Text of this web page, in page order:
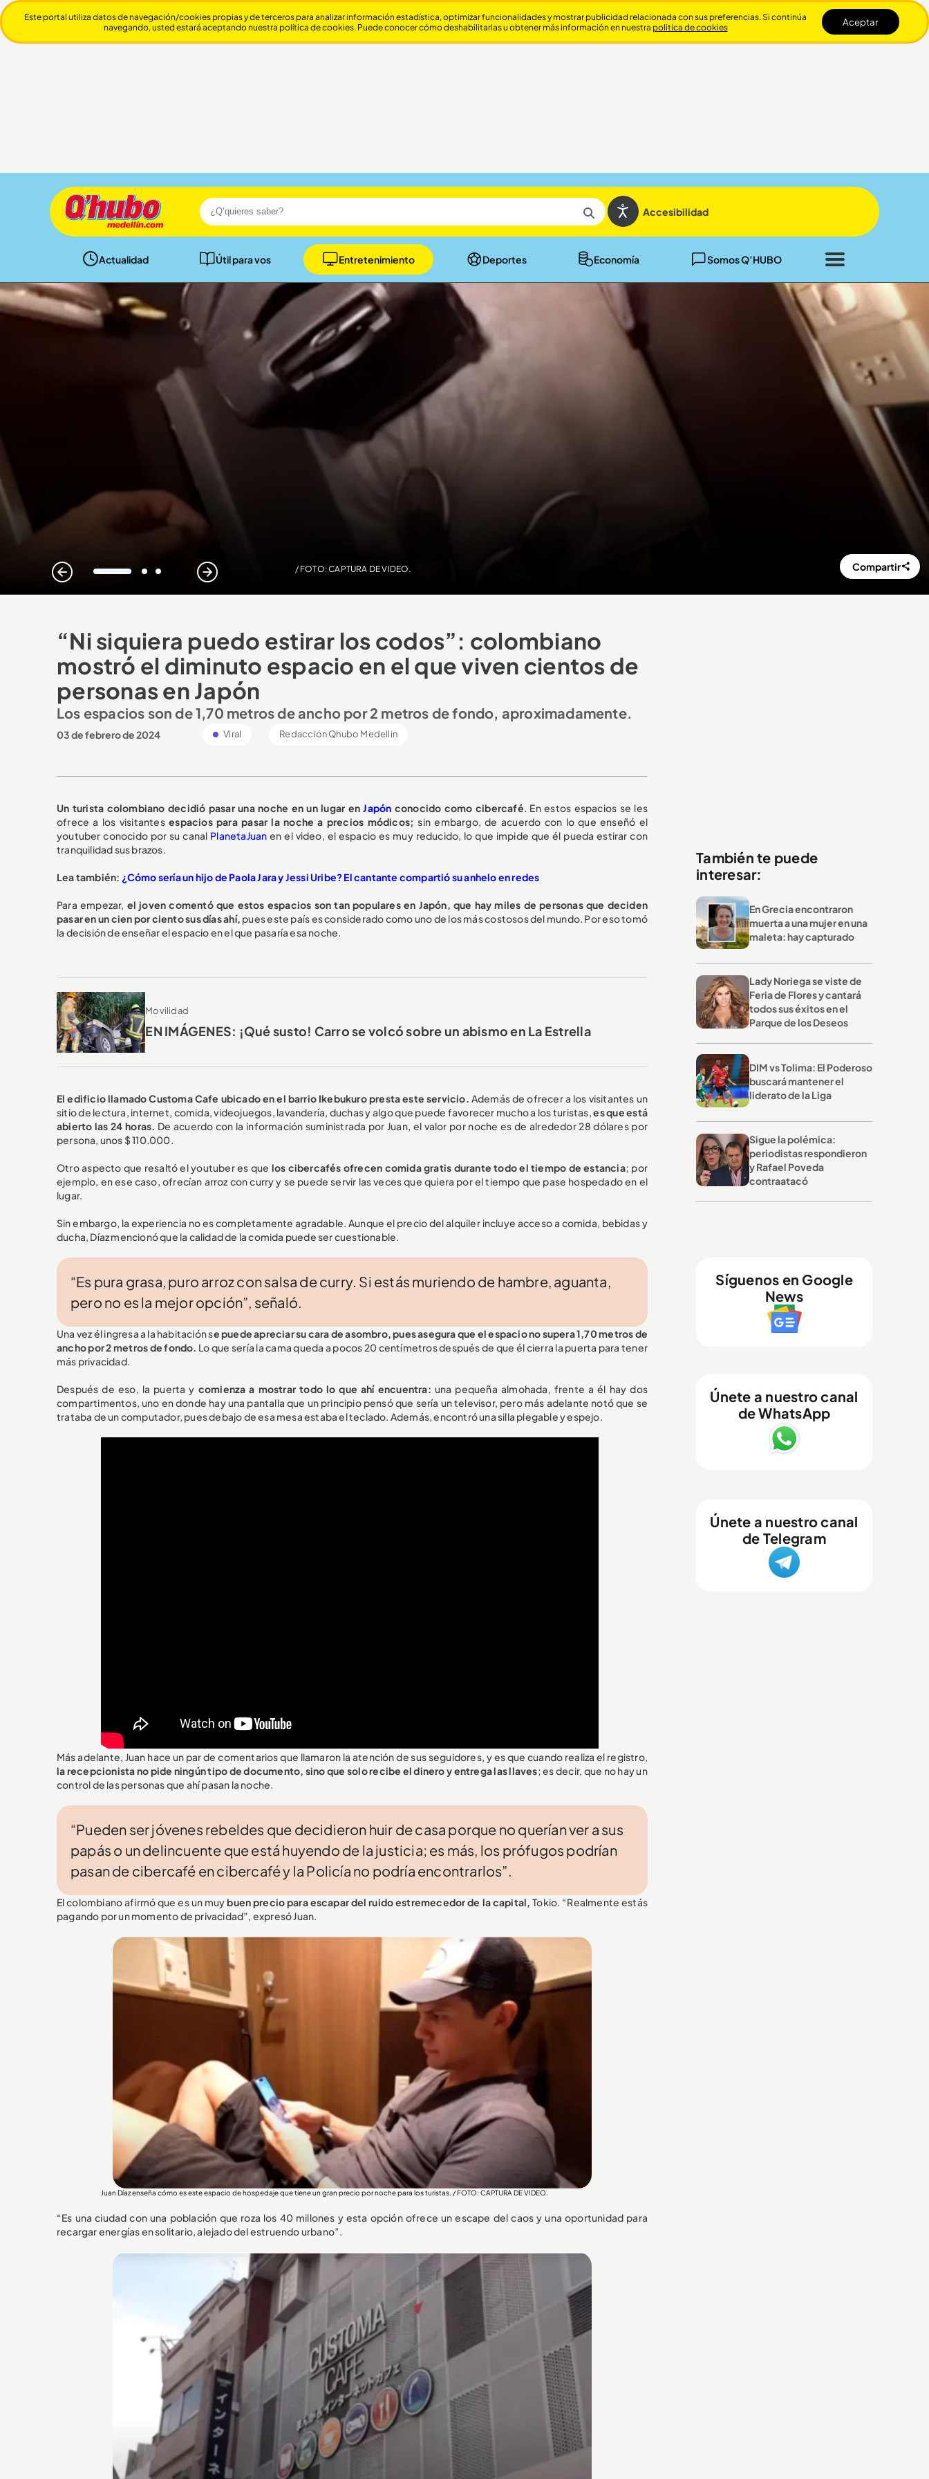
Accesibilidad
Actualidad Útil para vos Entretenimiento Deportes Economía Somos Q’HUBO
Cerrar
/ FOTO: CAPTURA DE VIDEO.
1 2 3
Compartir
“Ni siquiera puedo estirar los codos”: colombiano
mostró el diminuto espacio en el que viven cientos de
personas en Japón
Los espacios son de 1,70 metros de ancho por 2 metros de fondo, aproximadamente.
03 de febrero de 2024 Viral Redacción Qhubo Medellin
Un turista colombiano decidió pasar una noche en un lugar enJapón conocido como cibercafé. En estos espacios se les
ofrece a los visitantesespacios para pasar la noche a precios módicos; sin embargo, de acuerdo con lo que enseñó el
youtuber conocido por su canal PlanetaJuan en el video, el espacio es muy reducido, lo que impide que él pueda estirar con
tranquilidad sus brazos.
Lea también: ¿Cómo sería un hijo de Paola Jara y Jessi Uribe? El cantante compartió su anhelo en redes
Para empezar, el joven comentó que estos espacios son tan populares en Japón, que hay miles de personas que deciden
pasar en un cien por ciento sus días ahí, pues este país es considerado como uno de los más costosos del mundo. Por eso tomó
la decisión de enseñar el espacio en el que pasaría esa noche.
Movilidad
EN IMÁGENES: ¡Qué susto! Carro se volcó sobre un abismo en La Estrella
El edificio llamado Customa Cafe ubicado en el barrio Ikebukuro presta este servicio. Además de ofrecer a los visitantes un
sitio de lectura, internet, comida, videojuegos, lavandería, duchas y algo que puede favorecer mucho a los turistas,es que está
abierto las 24 horas. De acuerdo con la información suministrada por Juan, el valor por noche es de alrededor 28 dólares por
persona, unos $ 110.000.
Otro aspecto que resaltó el youtuber es que los cibercafés ofrecen comida gratis durante todo el tiempo de estancia; por
ejemplo, en ese caso, ofrecían arroz con curry y se puede servir las veces que quiera por el tiempo que pase hospedado en el
lugar.
Sin embargo, la experiencia no es completamente agradable. Aunque el precio del alquiler incluye acceso a comida, bebidas y
ducha, Díaz mencionó que la calidad de la comida puede ser cuestionable.
“Es pura grasa, puro arroz con salsa de curry. Si estás muriendo de hambre, aguanta,
pero no es la mejor opción”, señaló.
Una vez él ingresa a la habitación se puede apreciar su cara de asombro, pues asegura que el espacio no supera 1,70 metros de
ancho por 2 metros de fondo. Lo que sería la cama queda a pocos 20 centímetros después de que él cierra la puerta para tener
más privacidad.
Después de eso, la puerta y comienza a mostrar todo lo que ahí encuentra: una pequeña almohada, frente a él hay dos
compartimentos, uno en donde hay una pantalla que un principio pensó que sería un televisor, pero más adelante notó que se
trataba de un computador, pues debajo de esa mesa estaba el teclado. Además, encontró una silla plegable y espejo.
Más adelante, Juan hace un par de comentarios que llamaron la atención de sus seguidores, y es que cuando realiza el registro,
la recepcionista no pide ningún tipo de documento, sino que solo recibe el dinero y entrega las llaves; es decir, que no hay un
control de las personas que ahí pasan la noche.
“Pueden ser jóvenes rebeldes que decidieron huir de casa porque no querían ver a sus
papás o un delincuente que está huyendo de la justicia; es más, los prófugos podrían
pasan de cibercafé en cibercafé y la Policía no podría encontrarlos”.
El colombiano afirmó que es un muybuen precio para escapar del ruido estremecedor de la capital,Tokio. “Realmente estás
pagando por un momento de privacidad”, expresó Juan.
Juan Díaz enseña cómo es este espacio de hospedaje que tiene un gran precio por noche para los turistas. / FOTO: CAPTURA DE VIDEO.
“Es una ciudad con una población que roza los 40 millones y esta opción ofrece un escape del caos y una oportunidad para
recargar energías en solitario, alejado del estruendo urbano”.
También te puede
interesar:
En Grecia encontraron
muerta a una mujer en una
maleta: hay capturado
Lady Noriega se viste de
Feria de Flores y cantará
todos sus éxitos en el
Parque de los Deseos
DIM vs Tolima: El Poderoso
buscará mantener el
liderato de la Liga
Sigue la polémica:
periodistas respondieron
y Rafael Poveda
contraatacó
Síguenos en Google
News
Únete a nuestro canal
de WhatsApp
Únete a nuestro canal
de Telegram
Este portal utiliza datos de navegación/cookies propias y de terceros para analizar información estadística, optimizar funcionalidades y mostrar publicidad relacionada con sus preferencias. Si continúa
navegando, usted estará aceptando nuestra política de cookies. Puede conocer cómo deshabilitarlas u obtener más información en nuestra politica de cookies Aceptar